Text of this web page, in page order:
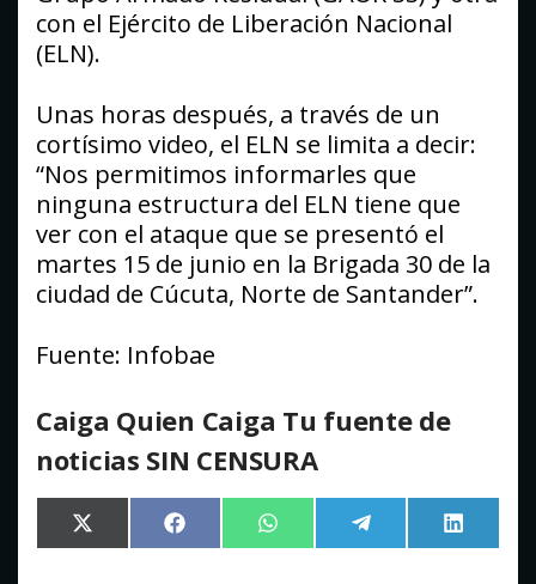
con el Ejército de Liberación Nacional
(ELN).
Unas horas después, a través de un
cortísimo video, el ELN se limita a decir:
“Nos permitimos informarles que
ninguna estructura del ELN tiene que
ver con el ataque que se presentó el
martes 15 de junio en la Brigada 30 de la
ciudad de Cúcuta, Norte de Santander”.
Fuente: Infobae
Caiga Quien Caiga Tu fuente de
noticias SIN CENSURA
Compartir
en
X
(Twitter)
Compartir
en
Facebook Compartir
en
WhatsApp Compartir
en
Telegram
en
LinkedIn